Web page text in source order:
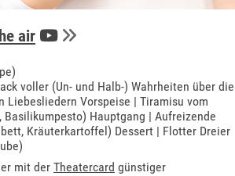
air
voller (Un- und Halb-) Wahrheiten über die
Liebesliedern Vorspeise | Tiramisu vom
Hauptgang | Aufreizende
Kräuterkartoffel) Dessert | Flotter Dreier
mit der Theatercard günstiger